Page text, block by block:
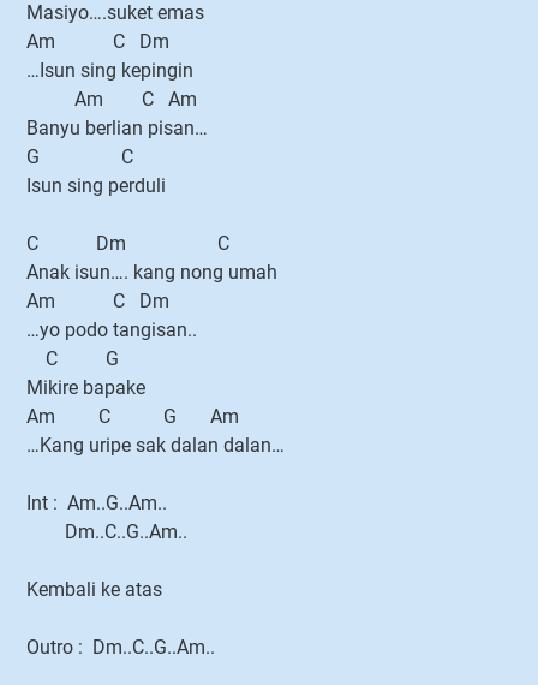
Masiyo….suket emas
Am C Dm
…Isun sing kepingin
Am C Am
Banyu berlian pisan…
G C
Isun sing perduli
C Dm C
Anak isun…. kang nong umah
Am C Dm
…yo podo tangisan..
C G
Mikire bapake
Am C G Am
…Kang uripe sak dalan dalan…
Int : Am..G..Am..
Dm..C..G..Am..
Kembali ke atas
Outro : Dm..C..G..Am..